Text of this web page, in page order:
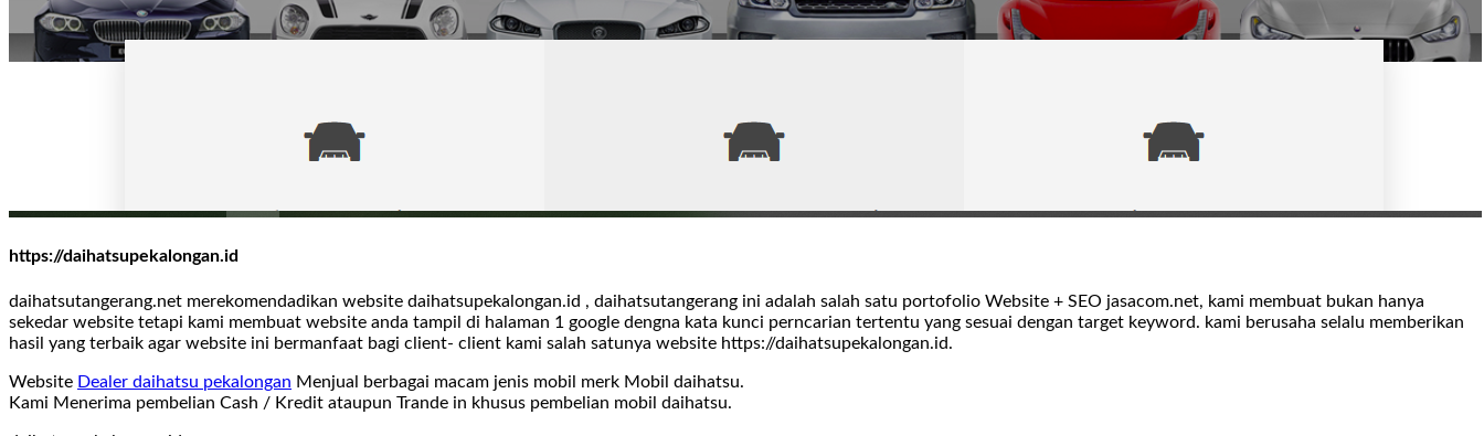
https://daihatsupekalongan.id
daihatsutangerang.net merekomendadikan website daihatsupekalongan.id , daihatsutangerang ini adalah salah satu portofolio Website + SEO jasacom.net, kami membuat bukan hanya
sekedar website tetapi kami membuat website anda tampil di halaman 1 google dengna kata kunci perncarian tertentu yang sesuai dengan target keyword. kami berusaha selalu memberikan
hasil yang terbaik agar website ini bermanfaat bagi client- client kami salah satunya website https://daihatsupekalongan.id.
Website Dealer daihatsu pekalongan Menjual berbagai macam jenis mobil merk Mobil daihatsu.
Kami Menerima pembelian Cash / Kredit ataupun Trande in khusus pembelian mobil daihatsu.